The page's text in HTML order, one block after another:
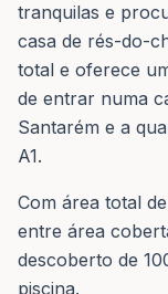
tranquilas e
casa de rés-do-
total e oferece
de entrar numa
Santarém e a
A1.
Com área total
entre área
descoberto de
piscina.